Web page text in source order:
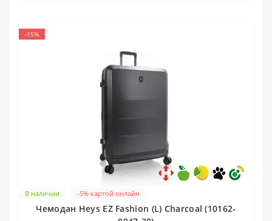
-15%
В наличии -5% картой онлайн
Чемодан Heys EZ Fashion (L) Charcoal (10162-